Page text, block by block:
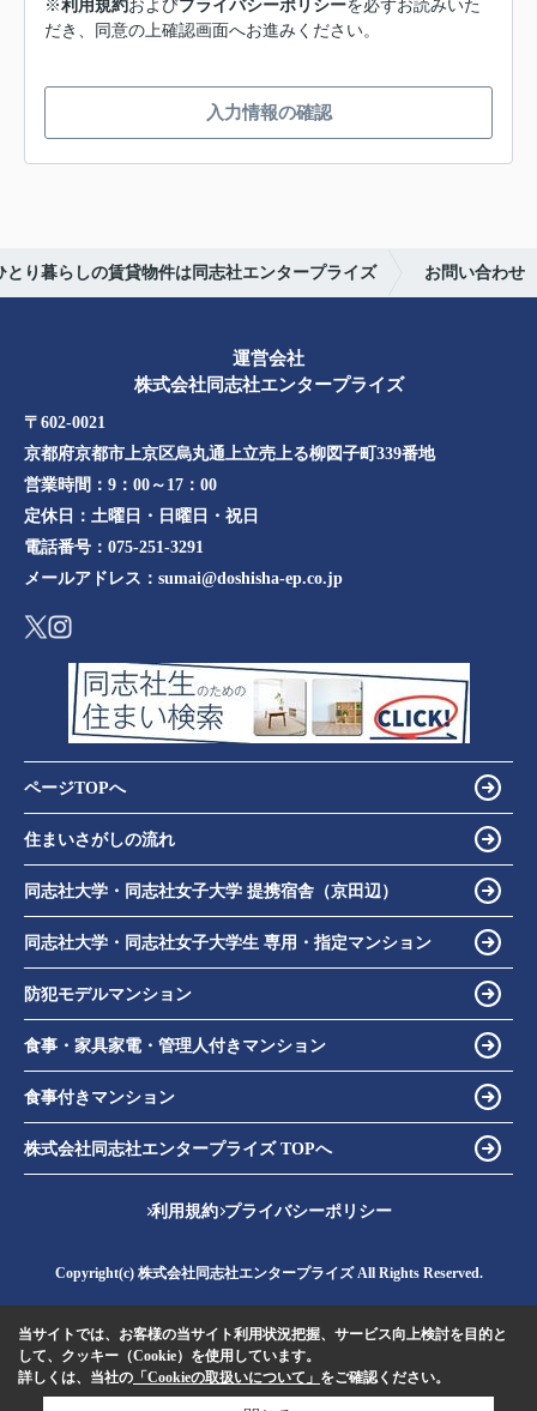
※利用規約およびプライバシーポリシーを必ずお読みいた
だき、同意の上確認画面へお進みください。
入力情報の確認
り暮らしの賃貸物件は同志社エンタープライズ お問い合わせ
運営会社
株式会社同志社エンタープライズ
〒602-0021
京都府京都市上京区烏丸通上立売上る柳図子町339番地​​
営業時間： 9：00～17：00
定休日： 土曜日・日曜日・祝日
電話番号： 075-251-3291
メールアドレス： sumai@doshisha-ep.co.jp
ページTOPへ
住まいさがしの流れ
同志社大学・同志社女子大学 提携宿舎（京田辺）
同志社大学・同志社女子大学生 専用・指定マンション
防犯モデルマンション
食事・家具家電・管理人付きマンション
食事付きマンション
株式会社同志社エンタープライズ TOPへ
利用規約 プライバシーポリシー
Copyright(c) 株式会社同志社エンタープライズ All Rights Reserved.
当サイトでは、お客様の当サイト利用状況把握、サービス向上検討を目的と
して、クッキー（Cookie）を使用しています。
詳しくは、当社の 「Cookieの取扱いについて」 をご確認ください。